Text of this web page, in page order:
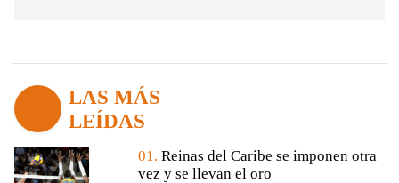
LAS MÁS
LEÍDAS
01. Reinas del Caribe se imponen otra
vez y se llevan el oro